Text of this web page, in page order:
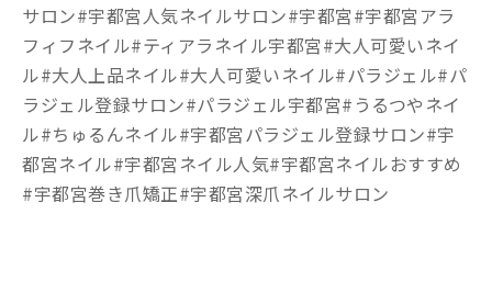
サロン#宇都宮人気ネイルサロン#宇都宮#宇都宮アラ
フィフネイル#ティアラネイル宇都宮#大人可愛いネイ
ル#大人上品ネイル#大人可愛いネイル#パラジェル#パ
ラジェル登録サロン#パラジェル宇都宮#うるつやネイ
ル#ちゅるんネイル#宇都宮パラジェル登録サロン#宇
都宮ネイル#宇都宮ネイル人気#宇都宮ネイルおすすめ
#宇都宮巻き爪矯正#宇都宮深爪ネイルサロン